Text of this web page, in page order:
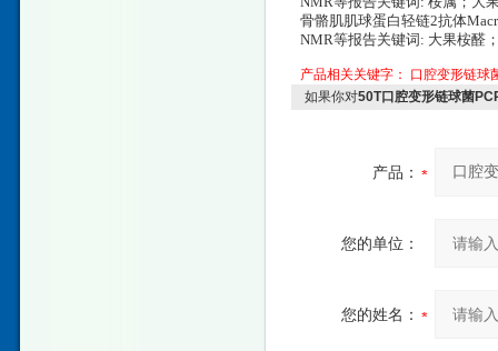
骨骼肌肌球蛋白轻链2抗体
NMR等报告关键词: 大果桉醛
产品相关关键字：
口腔变形链球
如果你对50T口腔变形链球菌
产品：
您的单位：
您的姓名：